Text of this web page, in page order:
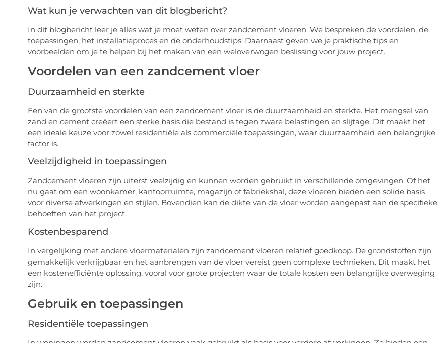
Wat kun je verwachten van dit blogbericht?
In dit blogbericht leer je alles wat je moet weten over zandcement vloeren. We bespreken de voordelen, de
toepassingen, het installatieproces en de onderhoudstips. Daarnaast geven we je praktische tips en
voorbeelden om je te helpen bij het maken van een weloverwogen beslissing voor jouw project.
Voordelen van een zandcement vloer
Duurzaamheid en sterkte
Een van de grootste voordelen van een zandcement vloer is de duurzaamheid en sterkte. Het mengsel van
zand en cement creëert een sterke basis die bestand is tegen zware belastingen en slijtage. Dit maakt het
een ideale keuze voor zowel residentiële als commerciële toepassingen, waar duurzaamheid een belangrijke
factor is.
Veelzijdigheid in toepassingen
Zandcement vloeren zijn uiterst veelzijdig en kunnen worden gebruikt in verschillende omgevingen. Of het
nu gaat om een woonkamer, kantoorruimte, magazijn of fabriekshal, deze vloeren bieden een solide basis
voor diverse afwerkingen en stijlen. Bovendien kan de dikte van de vloer worden aangepast aan de specifieke
behoeften van het project.
Kostenbesparend
In vergelijking met andere vloermaterialen zijn zandcement vloeren relatief goedkoop. De grondstoffen zijn
gemakkelijk verkrijgbaar en het aanbrengen van de vloer vereist geen complexe technieken. Dit maakt het
een kostenefficiënte oplossing, vooral voor grote projecten waar de totale kosten een belangrijke overweging
zijn.
Gebruik en toepassingen
Residentiële toepassingen